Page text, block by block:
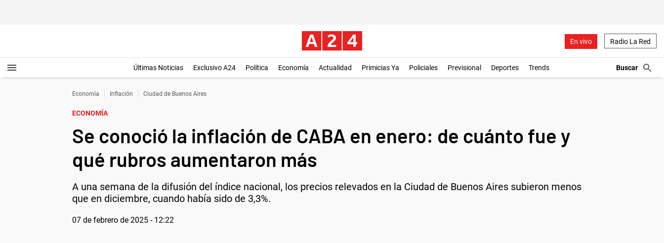
En vivo Radio La Red
Últimas Noticias Exclusivo A24 Política Economía Actualidad Primicias Ya Policiales Previsional Deportes Trends
Economía Inflación Ciudad de Buenos Aires
ECONOMÍA
Se conoció la inflación de CABA en enero: de cuánto fue y
qué rubros aumentaron más
A una semana de la difusión del índice nacional, los precios relevados en la Ciudad de Buenos Aires subieron menos
que en diciembre, cuando había sido de 3,3%.
07 de febrero de 2025 - 12:22